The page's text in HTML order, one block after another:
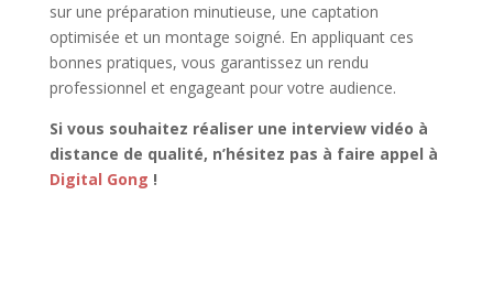
sur une préparation minutieuse, une captation
optimisée et un montage soigné. En appliquant ces
bonnes pratiques, vous garantissez un rendu
professionnel et engageant pour votre audience.
Si vous souhaitez réaliser une interview vidéo à
distance de qualité, n’hésitez pas à faire appel à
Digital Gong !